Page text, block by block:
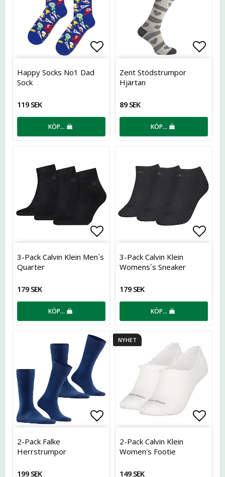
Lägg till i favoritlistan
Happy Socks No1 Dad
Sock
119 SEK
KÖP…
Zent Stödstrumpor
Hjärtan
89 SEK
KÖP…
Lägg till i favoritlistan
3-Pack Calvin Klein Men´s
Quarter
179 SEK
KÖP…
3-Pack Calvin Klein
Womens´s Sneaker
179 SEK
KÖP…
Lägg till i favoritlistan
2-Pack Falke
Herrstrumpor
199 SEK
NYHET
2-Pack Calvin Klein
Women's Footie
149 SEK